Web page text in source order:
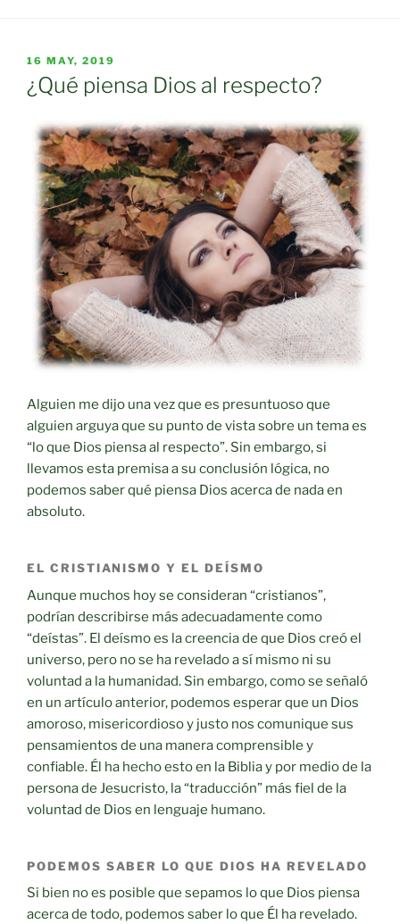
POSTED
ON
16 MAY, 2019
¿Qué piensa Dios al respecto?
Alguien me dijo una vez que es presuntuoso que
alguien arguya que su punto de vista sobre un tema es
“lo que Dios piensa al respecto”. Sin embargo, si
llevamos esta premisa a su conclusión lógica, no
podemos saber qué piensa Dios acerca de nada en
absoluto.
EL CRISTIANISMO Y EL DEÍSMO
Aunque muchos hoy se consideran “cristianos”,
podrían describirse más adecuadamente como
“deístas”. El deísmo es la creencia de que Dios creó el
universo, pero no se ha revelado a sí mismo ni su
voluntad a la humanidad. Sin embargo, como se señaló
en un artículo anterior, podemos esperar que un Dios
amoroso, misericordioso y justo nos comunique sus
pensamientos de una manera comprensible y
confiable. Él ha hecho esto en la Biblia y por medio de la
persona de Jesucristo, la “traducción” más fiel de la
voluntad de Dios en lenguaje humano.
PODEMOS SABER LO QUE DIOS HA REVELADO
Si bien no es posible que sepamos lo que Dios piensa
acerca de todo, podemos saber lo que Él ha revelado.